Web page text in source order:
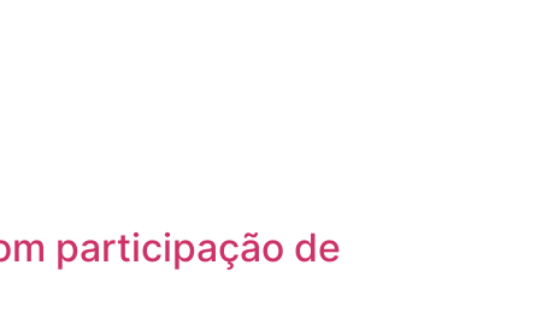
participação de